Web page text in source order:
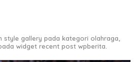
style gallery pada kategori olahraga,
widget recent post wpberita.